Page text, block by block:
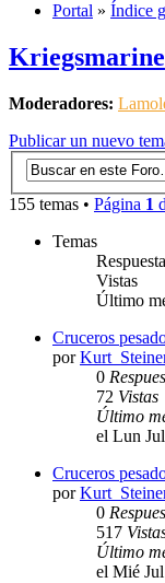
Portal » Índice
Kriegsmarine
Moderadores:
Publicar un nuevo
155 temas • Página 1
Temas
Vistas
Último
Cruceros
por
0
72 Vistas
Último
el Lun
Cruceros
por
0
517
Último
el Mié